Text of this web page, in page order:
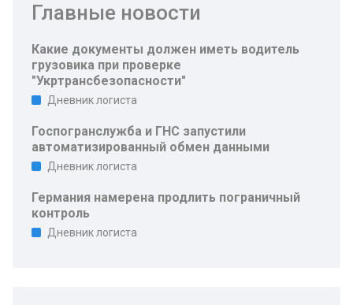
Главные новости
Какие документы должен иметь водитель
грузовика при проверке
"Укртрансбезопасности"
Дневник логиста
Госпогранслужба и ГНС запустили
автоматизированный обмен данными
Дневник логиста
Германия намерена продлить пограничный
контроль
Дневник логиста